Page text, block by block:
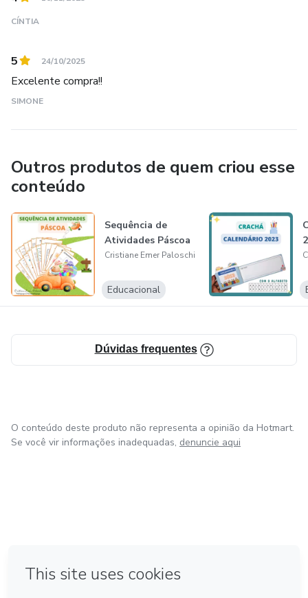
CÍNTIA
5 24/10/2025
Excelente compra!!
SIMONE
Outros produtos de quem criou esse
conteúdo
Sequência de
Atividades Páscoa
Cristiane Emer Paloschi
Educacional
Dúvidas frequentes
O conteúdo deste produto não representa a opinião da Hotmart.
Se você vir informações inadequadas, denuncie aqui
Feito com ❤ na Cidade do México